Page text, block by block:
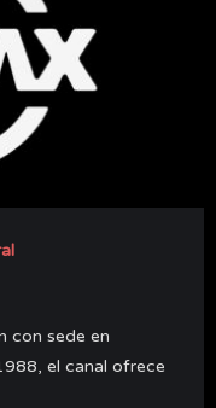
con sede en
el canal ofrece